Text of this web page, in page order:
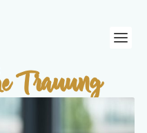
Trauung